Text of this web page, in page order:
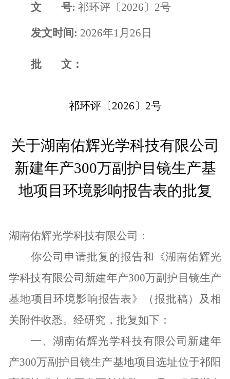
文 号: 祁环评〔2026〕 2号
发文时间: 2026年1 月 26 日
批 文：
祁环评〔2026〕2号
关于湖南佑辉光学科技有限公司
新建年产300万副护目镜生产基
地项目环境影响报告表的批复
湖南佑辉光学科技有限公司 ：
你公司申请批复的报告和《湖南佑辉光
学科技有限公司新建年产300万副护目镜生产
基地项目环境影响报告表》（报批稿）及相
关附件收悉。经研究，批复如下：
一、湖南佑辉光学科技有限公司新建年
产300万副护目镜生产基地项目选址位于祁阳